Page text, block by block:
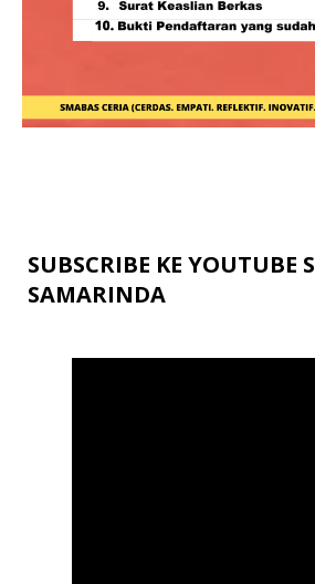
SUBSCRIBE KE YOUTUBE
SAMARINDA